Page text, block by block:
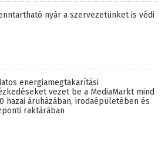
nyár a szervezetünket is védi
energiamegtakarítási
vezet be a MediaMarkt mind
hazai áruházában, irodaépületében és
raktárában